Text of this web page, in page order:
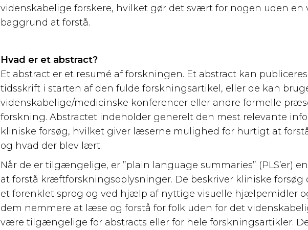
videnskabelige forskere, hvilket gør det svært for nogen uden en
baggrund at forstå.
Hvad er et abstract?
Et abstract er et resumé af forskningen. Et abstract kan
tidsskrift i starten af den fulde forskningsartikel, eller de kan
videnskabelige/medicinske konferencer eller andre formelle
forskning. Abstractet indeholder generelt den mest relevante
kliniske forsøg, hvilket giver læserne mulighed for hurtigt at
og hvad der blev lært.
Når de er tilgængelige, er ”plain language summaries” (PLS’er)
at forstå kræftforskningsoplysninger. De beskriver kliniske forsøg
et forenklet sprog og ved hjælp af nyttige visuelle hjælpemidler
dem nemmere at læse og forstå for folk uden for det
være tilgængelige for abstracts eller for hele forskningsartikler.